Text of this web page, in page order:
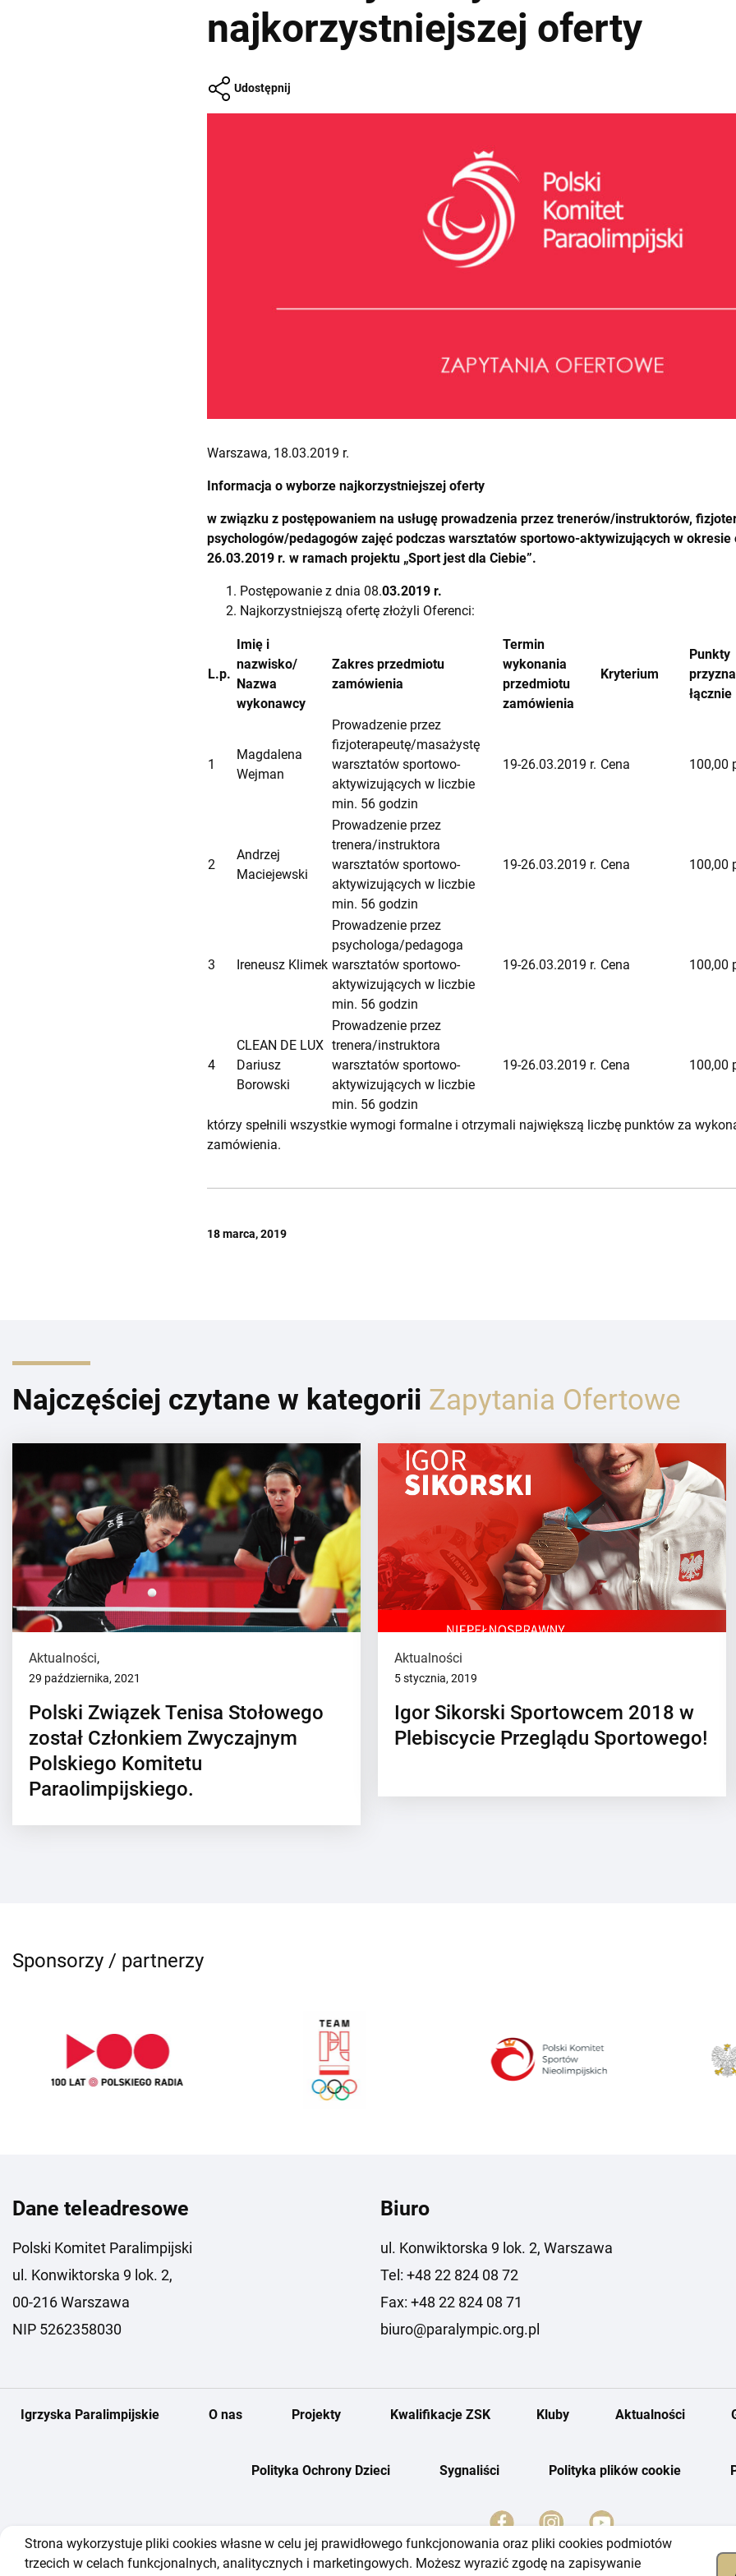
najkorzystniejszej oferty
Udostępnij
Warszawa, 18.03.2019 r.
Informacja o wyborze najkorzystniejszej oferty
w związku z postępowaniem na usługę prowadzenia przez trenerów/instruktorów,
psychologów/pedagogów zajęć podczas warsztatów sportowo-aktywizujących w okresie
26.03.2019 r. w ramach projektu „Sport jest dla Ciebie”.
Postępowanie z dnia 08.03.2019 r.
Najkorzystniejszą ofertę złożyli Oferenci:
L.p.
Imię i
nazwisko/
Nazwa
wykonawcy
Zakres przedmiotu
zamówienia
Termin
wykonania
przedmiotu
zamówienia
Kryterium
Punkty
łącznie
1
Magdalena
Wejman
Prowadzenie przez
fizjoterapeutę/masażystę
warsztatów sportowo-
aktywizujących w liczbie
min. 56 godzin
19-26.03.2019 r. Cena 100,00
2
Andrzej
Maciejewski
Prowadzenie przez
trenera/instruktora
warsztatów sportowo-
aktywizujących w liczbie
min. 56 godzin
19-26.03.2019 r. Cena 100,00
3 Ireneusz Klimek
Prowadzenie przez
psychologa/pedagoga
warsztatów sportowo-
aktywizujących w liczbie
min. 56 godzin
19-26.03.2019 r. Cena 100,00
4
CLEAN DE LUX
Dariusz
Borowski
Prowadzenie przez
trenera/instruktora
warsztatów sportowo-
aktywizujących w liczbie
min. 56 godzin
19-26.03.2019 r. Cena 100,00
którzy spełnili wszystkie wymogi formalne i otrzymali największą liczbę punktów za
zamówienia.
18 marca, 2019
Najczęściej czytane w kategorii Zapytania Ofertowe
Aktualności,
29 października, 2021
Polski Związek Tenisa Stołowego
został Członkiem Zwyczajnym
Polskiego Komitetu
Paraolimpijskiego.
Aktualności
5 stycznia, 2019
Igor Sikorski Sportowcem 2018 w
Plebiscycie Przeglądu Sportowego!
Sponsorzy / partnerzy
Dane teleadresowe
Polski Komitet Paralimpijski
ul. Konwiktorska 9 lok. 2,
00-216 Warszawa
NIP 5262358030
Biuro
ul. Konwiktorska 9 lok. 2, Warszawa
Tel: +48 22 824 08 72
Fax: +48 22 824 08 71
biuro@paralympic.org.pl
Igrzyska Paralimpijskie O nas Projekty Kwalifikacje ZSK Kluby Aktualności
Polityka Ochrony Dzieci Sygnaliści Polityka plików cookie
Strona wykorzystuje pliki cookies własne w celu jej prawidłowego funkcjonowania oraz pliki cookies podmiotów
trzecich w celach funkcjonalnych, analitycznych i marketingowych. Możesz wyrazić zgodę na zapisywanie